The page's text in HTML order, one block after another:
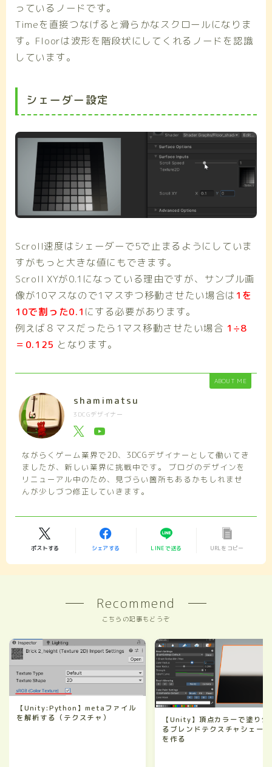
っているノードです。
Timeを直接つなげると滑らかなスクロールになりま
す。Floorは波形を階段状にしてくれるノードを認識
しています。
シェーダー設定
Scroll速度はシェーダーで5で止まるようにしていま
すがもっと大きな値にもできます。
Scroll XYが0.1になっている理由ですが、サンプル画
像が10マスなので1マスずつ移動させたい場合は 1を
10で割った0.1 にする必要があります。
例えば８マスだったら1マス移動させたい場合 1÷8
＝0.125 となります。
ABOUT ME
shamimatsu
3DCGデザイナー
ながらくゲーム業界で2D、3DCGデザイナーとして働いてき
ましたが、新しい業界に挑戦中です。 ブログのデザインを
リニューアル中のため、見づらい箇所もあるかもしれませ
んが少しづつ修正していきます。
ポストする シェアする LINEで送る URLをコピー
Recommend
こちらの記事もどうぞ
【Unity:Python】metaファイル
を解析する（テクスチャ）
【Unity】頂点カラーで塗り分
るブレンドテクスチャシェー
を作る